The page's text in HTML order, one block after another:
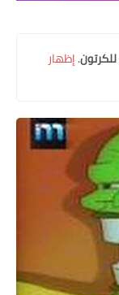
النايل سات
سات
سات
.إظهار